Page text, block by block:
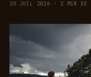
20 JUIL 2026 · 2 MIN DE